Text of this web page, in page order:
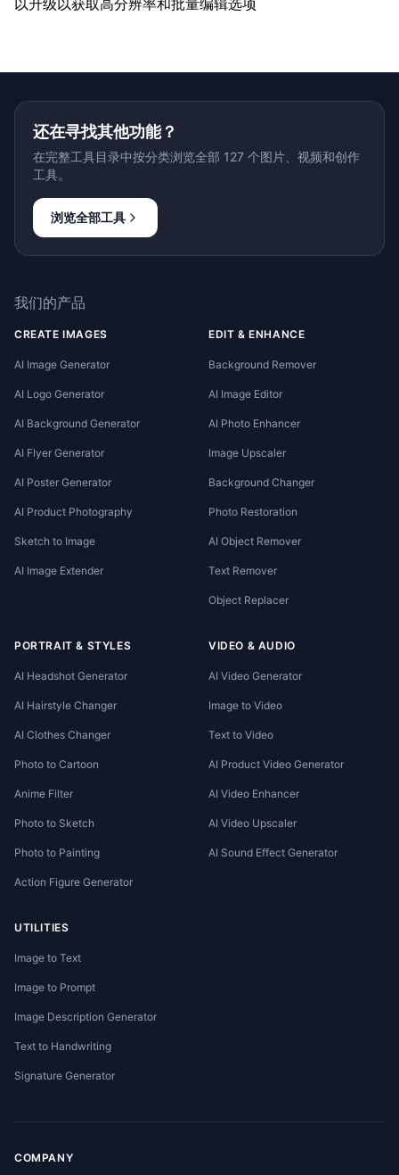
以升级以获取高分辨率和批量编辑选项
还在寻找其他功能？
在完整工具目录中按分类浏览全部 127 个图片、视频和创作
工具。
浏览全部工具
我们的产品
CREATE IMAGES
AI Image Generator
AI Logo Generator
AI Background Generator
AI Flyer Generator
AI Poster Generator
AI Product Photography
Sketch to Image
AI Image Extender
EDIT & ENHANCE
Background Remover
AI Image Editor
AI Photo Enhancer
Image Upscaler
Background Changer
Photo Restoration
AI Object Remover
Text Remover
Object Replacer
PORTRAIT & STYLES
AI Headshot Generator
AI Hairstyle Changer
AI Clothes Changer
Photo to Cartoon
Anime Filter
Photo to Sketch
Photo to Painting
Action Figure Generator
VIDEO & AUDIO
AI Video Generator
Image to Video
Text to Video
AI Product Video Generator
AI Video Enhancer
AI Video Upscaler
AI Sound Effect Generator
UTILITIES
Image to Text
Image to Prompt
Image Description Generator
Text to Handwriting
Signature Generator
COMPANY